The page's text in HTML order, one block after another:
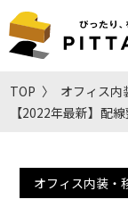
TOP オフィス内
【2022年最新】配
オフィス内装・